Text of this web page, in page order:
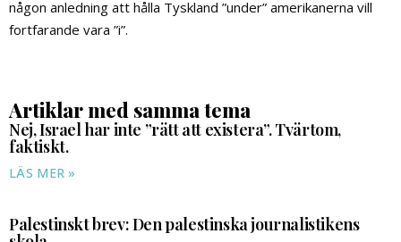
någon anledning att hålla Tyskland ”under” amerikanerna vill
fortfarande vara ”i”.
Artiklar med samma tema
Nej, Israel har inte ”rätt att existera”. Tvärtom,
faktiskt.
LÄS MER »
Palestinskt brev: Den palestinska journalistikens